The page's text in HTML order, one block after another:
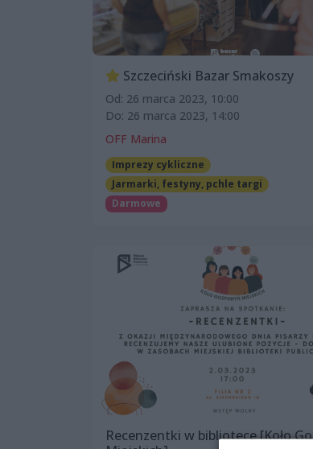
Szczeciński Bazar Smakoszy
Od: 26 marca 2023, 10:00
Do: 26 marca 2023, 14:00
OFF Marina
Imprezy cykliczne
Jarmarki, festyny, pchle targi
Darmowe
Recenzentki w bibliotece [Koło